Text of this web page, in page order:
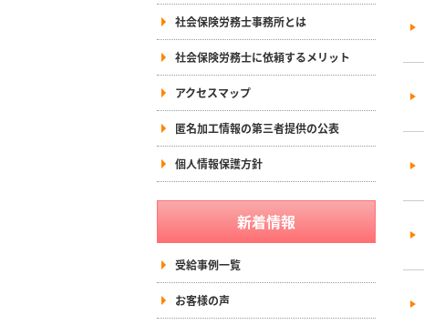
社会保険労務士事務所とは
社会保険労務士に依頼するメリット
アクセスマップ
匿名加工情報の第三者提供の公表
個人情報保護方針
新着情報
受給事例一覧
お客様の声